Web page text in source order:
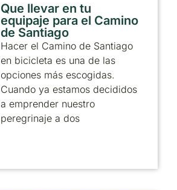
Que llevar en tu
equipaje para el Camino
de Santiago
Hacer el Camino de Santiago
en bicicleta es una de las
opciones más escogidas.
Cuando ya estamos decididos
a emprender nuestro
peregrinaje a dos